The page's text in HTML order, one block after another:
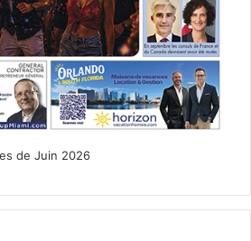
En fait, en droit floridien, les
que les enfants.
En ce qui
de succession elle-mêmes,
pas de notaires, les successions en
au tribunal, (même s’il y a un
en ordre, et que les héritiers ne se
les biens de la personne
pas compliquée ni très longue
de Juin 2026